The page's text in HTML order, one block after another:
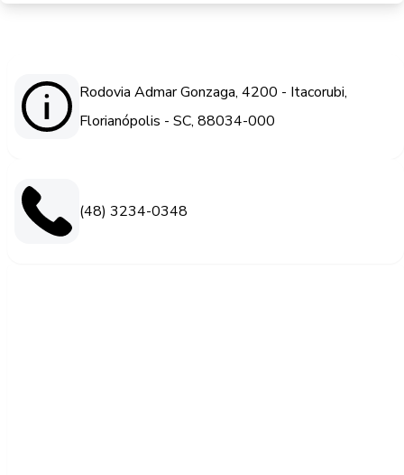
Rodovia Admar Gonzaga, 4200 - Itacorubi,
Florianópolis - SC, 88034-000
(48) 3234-0348